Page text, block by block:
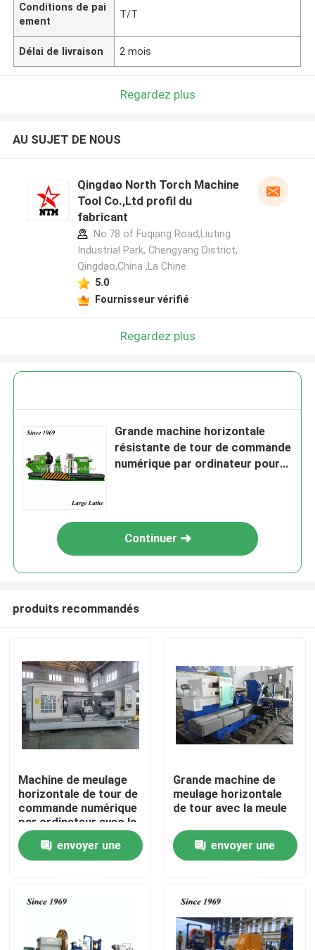
Maison
Produits
Au sujet de nous
Conditions de pai
ement
T/T
Délai de livraison 2 mois
Regardez plus
AU SUJET DE NOUS
Qingdao North Torch Machine
Tool Co.,Ltd profil du
fabricant
No.78 of Fuqiang Road,Liuting
Industrial Park, Chengyang District,
Qingdao,China ,La Chine
5.0
Fournisseur vérifié
Regardez plus
Grande machine horizontale
résistante de tour de commande
numérique par ordinateur pour
Continuer
produits recommandés
Machine de meulage
horizontale de tour de
commande numérique
par ordinateur avec la
meule
envoyer une
Grande machine de
meulage horizontale
de tour avec la meule
envoyer une